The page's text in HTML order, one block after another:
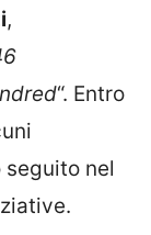
,
“. Entro
nel